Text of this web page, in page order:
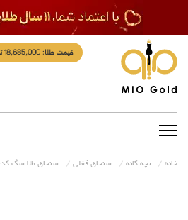
قیمت طلا: 18,685,000 تومان
Toggle
خانه بچه گانه سنجاق قفلی سنجاق طلا سگ کدP154